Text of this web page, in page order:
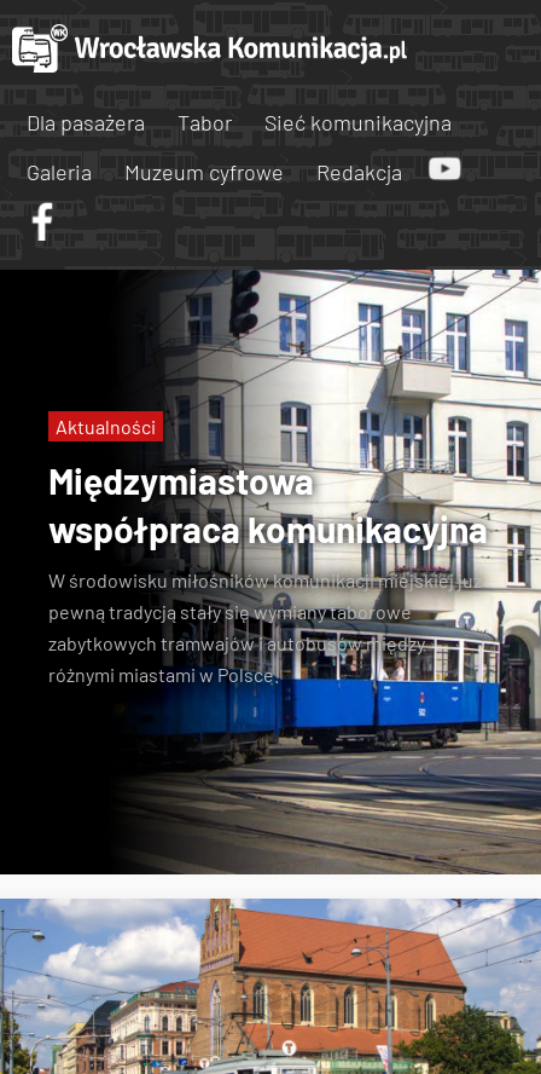
Dla pasażera Tabor
Sieć komunikacyjna
Galeria
Muzeum cyfrowe Redakcja
Międzymiastowa
współpraca komunikacyjna
W środowisku miłośników komunikacji miejskiej już
pewną tradycją stały się wymiany taborowe
zabytkowych tramwajów i autobusów między
różnymi miastami w Polsce.
Aktualności
Konstal N
zabytkowe tramwaje
KSTM